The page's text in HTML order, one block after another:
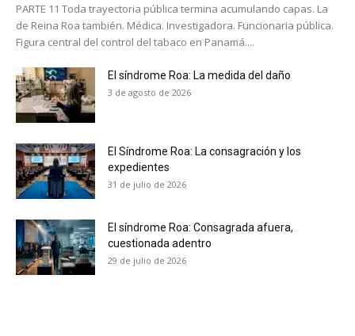
No te pierdas de las
PARTE 11 Toda trayectoria pública termina acumulando capas. La
de Reina Roa también. Médica. Investigadora. Funcionaria pública.
Figura central del control del tabaco en Panamá....
El síndrome Roa: La medida del daño
3 de agosto de 2026
El Síndrome Roa: La consagración y los
expedientes
31 de julio de 2026
El síndrome Roa: Consagrada afuera,
cuestionada adentro
29 de julio de 2026